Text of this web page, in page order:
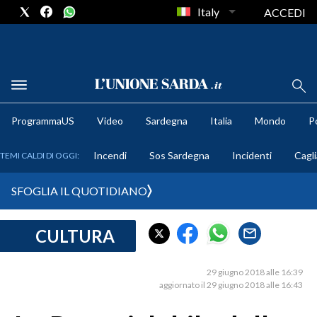
METEO
CRONACA SARDEGNA
Italy ACCEDI
ProgrammaUS Video Sardegna Italia Mondo
TEMI CALDI DI OGGI: Incendi Sos Sardegna Incidenti
SFOGLIA IL QUOTIDIANO
CULTURA
29 giugno 2018 alle 16:39
aggiornato il 29 giugno 2018 alle 16:43